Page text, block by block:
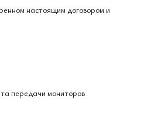
настоящим договором и
передачи мониторов